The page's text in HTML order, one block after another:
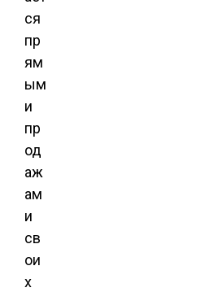
ся
пр
ям
ым
и
пр
од
аж
ам
и
св
ои
х